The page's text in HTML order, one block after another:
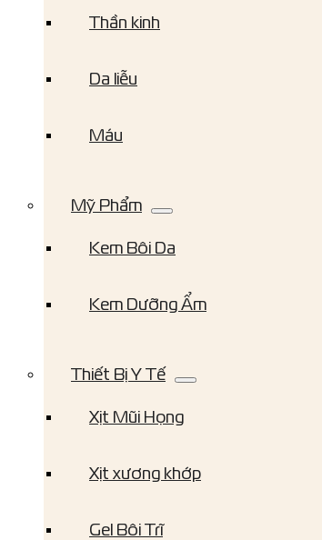
Thần kinh
Da liễu
Máu
Mỹ Phẩm
Kem Bôi Da
Kem Dưỡng Ẩm
Thiết Bị Y Tế
Xịt Mũi Họng
Xịt xương khớp
Gel Bôi Trĩ